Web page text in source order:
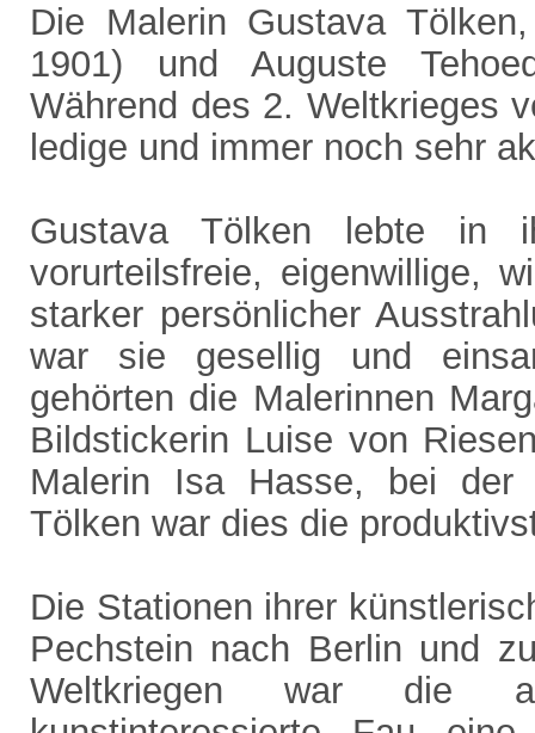
Die Malerin Gustava
1901) und Auguste
Während des 2. Weltkrieges
ledige und immer noch sehr
Gustava Tölken lebte in
vorurteilsfreie, eigenwillige,
starker persönlicher
war sie gesellig und
gehörten die Malerinnen
Bildstickerin Luise von
Malerin Isa Hasse, bei der
Tölken war dies die
Die Stationen ihrer
Pechstein nach Berlin und
Weltkriegen war die